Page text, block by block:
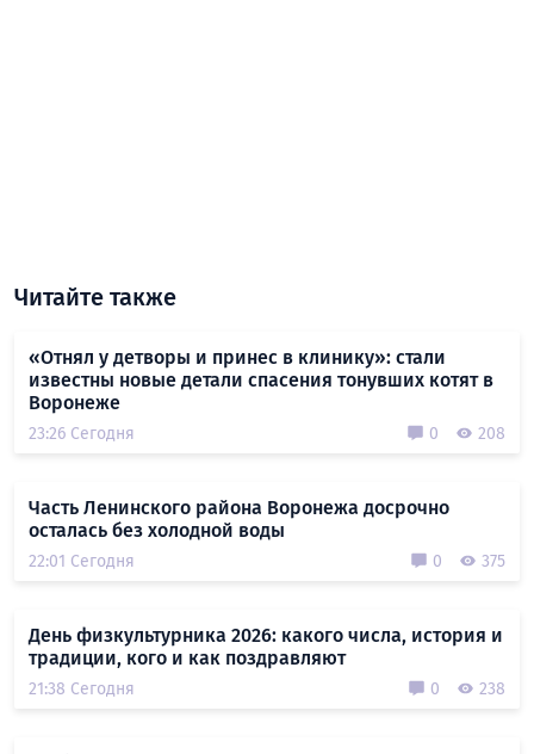
Читайте также
«Отнял у детворы и принес в клинику»: стали
известны новые детали спасения тонувших котят в
Воронеже
23:26 Сегодня 0 208
Часть Ленинского района Воронежа досрочно
осталась без холодной воды
22:01 Сегодня 0 375
День физкультурника 2026: какого числа, история и
традиции, кого и как поздравляют
21:38 Сегодня 0 238